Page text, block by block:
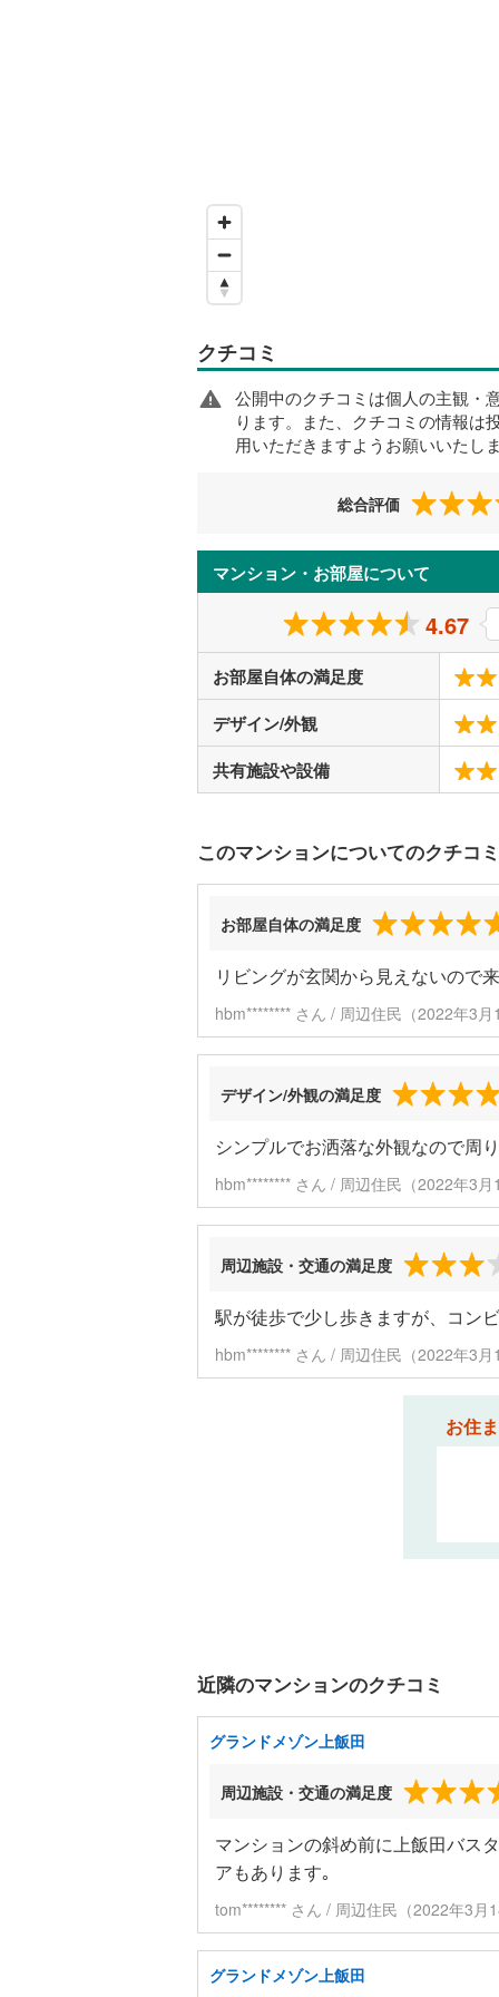
クチコミ
公開中のクチコミは個人の主観・
ります。また、クチコミの情報は
用いただきますようお願いいたし
総合評価
マンション・お部屋について
4.67
お部屋自体の満足度
デザイン/外観
共有施設や設備
このマンションについてのクチコミ
お部屋自体の満足度
リビングが玄関から見えないので
hbm******** さん / 周辺住民（2022年3
デザイン/外観の満足度
シンプルでお洒落な外観なので周
hbm******** さん / 周辺住民（2022年3
周辺施設・交通の満足度
駅が徒歩で少し歩きますが、コン
hbm******** さん / 周辺住民（2022年3
お住
近隣のマンションのクチコミ
グランドメゾン上飯田
周辺施設・交通の満足度
マンションの斜め前に上飯田バス
アもあります｡
tom******** さん / 周辺住民（2022年3月
グランドメゾン上飯田